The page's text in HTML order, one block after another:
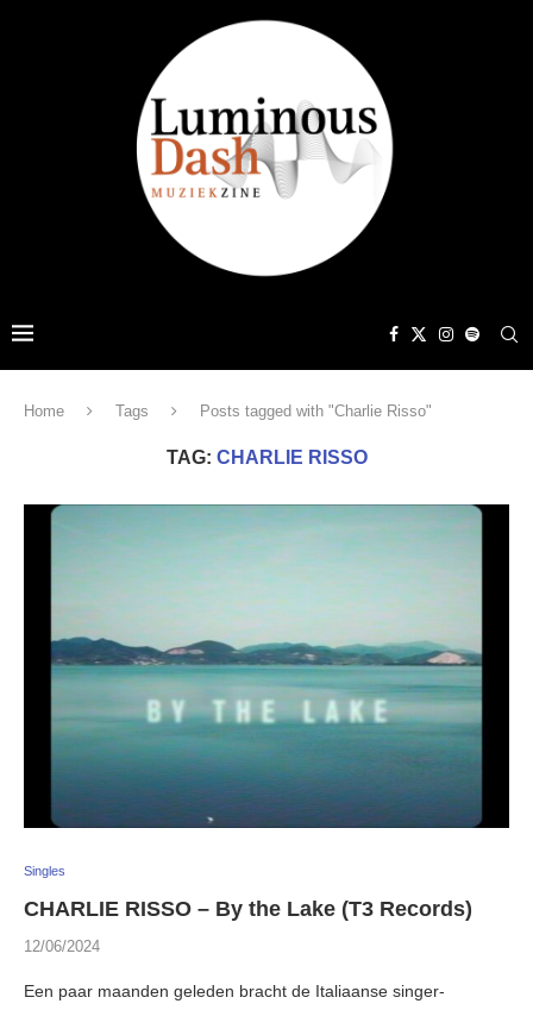
Home Tags Posts tagged with "Charlie Risso"
TAG: CHARLIE RISSO
Singles
CHARLIE RISSO – By the Lake (T3 Records)
12/06/2024
Een paar maanden geleden bracht de Italiaanse singer-